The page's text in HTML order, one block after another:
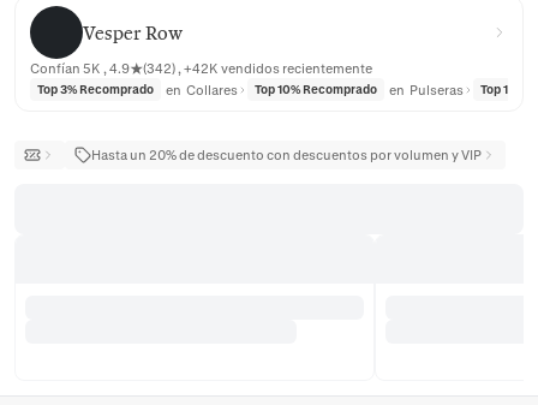
Vesper Row
Vesper Row
Confían 5K , 4.9★(342) , +42K vendidos recientemente
Top 3% Recomprado en Collares Top 10% Recomprado en Pulseras Top 10%
Hasta un 20% de descuento con descuentos por volumen y VIP